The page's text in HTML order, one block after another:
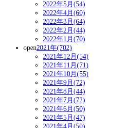
2022年5月(54)
2022年4月(60)
2022年3月(64)
2022年2月(44)
2022年1月(70)
open2021年(702)
2021年12月(54)
2021年11月(71)
2021年10月(55)
2021年9月(72)
2021年8月(44)
2021年7月(72)
2021年6月(50)
2021年5月(47)
2021年4月(50)